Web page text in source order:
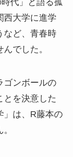
代」と語る孤
西大学に進学
など、青春時
でした。
ゴンボールの
とを決意した
」は、R藤本の